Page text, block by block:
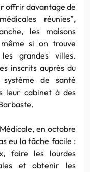
offrir davantage de
réunies”,
les maisons
si on trouve
grandes villes.
inscrits auprès du
système de santé
leur cabinet à des
en octobre
eu la tâche facile :
faire les lourdes
et obtenir les